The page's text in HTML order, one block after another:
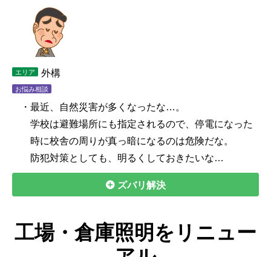
エリア 外構
お悩み相談
・最近、自然災害が多くなったな…。
学校は避難場所にも指定されるので、停電になった
時に校舎の周りが真っ暗になるのは危険だな。
防犯対策としても、明るくしておきたいな…
ズバリ解決
工場・倉庫照明をリニュー